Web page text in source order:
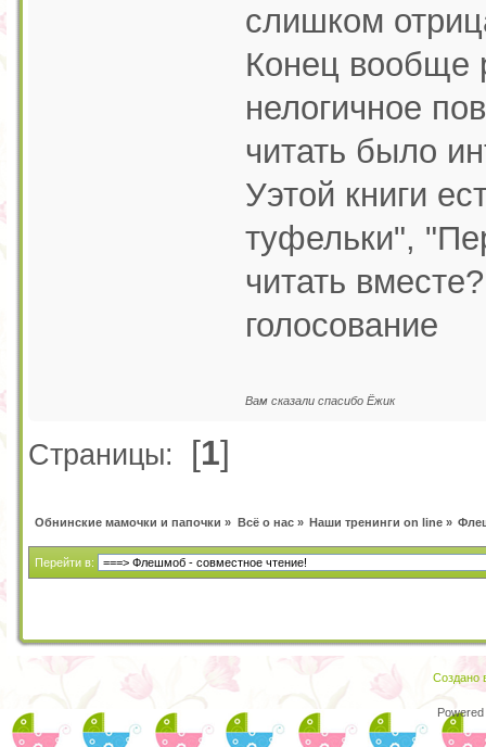
слишком
Конец вообще
нелогичное
читать было
Уэтой книги
туфельки",
читать
голосование
Вам сказали спасибо Ёжик
Страницы: [1]
Обнинские мамочки и папочки » Всё о нас» Наши тренинги on line»
Перейти в:
Создано